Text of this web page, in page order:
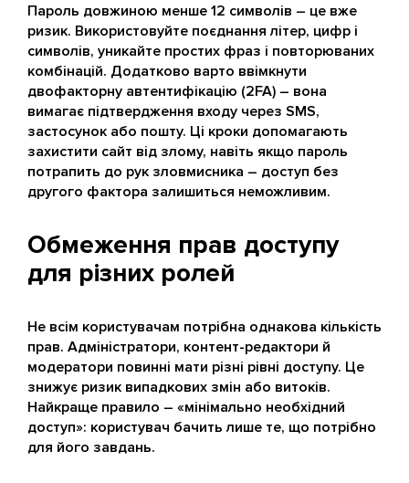
Пароль довжиною менше 12 символів – це вже
ризик. Використовуйте поєднання літер, цифр і
символів, уникайте простих фраз і повторюваних
комбінацій. Додатково варто ввімкнути
двофакторну автентифікацію (2FA) – вона
вимагає підтвердження входу через SMS,
застосунок або пошту. Ці кроки допомагають
захистити сайт від злому, навіть якщо пароль
потрапить до рук зловмисника – доступ без
другого фактора залишиться неможливим.
Обмеження прав доступу
для різних ролей
Не всім користувачам потрібна однакова кількість
прав. Адміністратори, контент-редактори й
модератори повинні мати різні рівні доступу. Це
знижує ризик випадкових змін або витоків.
Найкраще правило – «мінімально необхідний
доступ»: користувач бачить лише те, що потрібно
для його завдань.